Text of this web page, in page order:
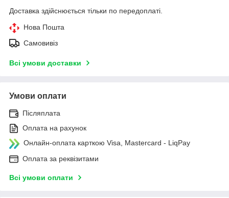
Доставка здійснюється тільки по передоплаті.
Нова Пошта
Самовивіз
Всі умови доставки
Умови оплати
Післяплата
Оплата на рахунок
Онлайн-оплата карткою Visa, Mastercard - LiqPay
Оплата за реквізитами
Всі умови оплати